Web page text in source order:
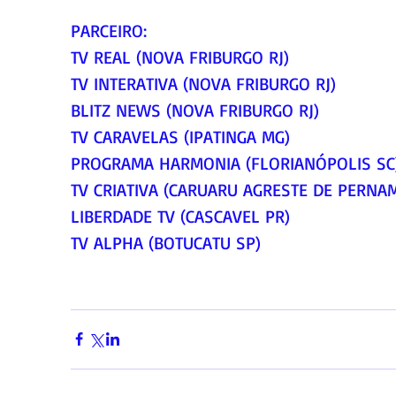
PARCEIRO:
TV REAL (NOVA FRIBURGO RJ)
TV INTERATIVA (NOVA FRIBURGO RJ)
BLITZ NEWS (NOVA FRIBURGO RJ)
TV CARAVELAS (IPATINGA MG)
PROGRAMA HARMONIA (FLORIANÓPOLIS
TV CRIATIVA (CARUARU AGRESTE DE
LIBERDADE TV (CASCAVEL PR)
TV ALPHA (BOTUCATU SP)